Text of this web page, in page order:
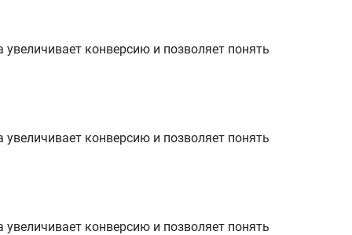
конверсию и позволяет понять
конверсию и позволяет понять
конверсию и позволяет понять